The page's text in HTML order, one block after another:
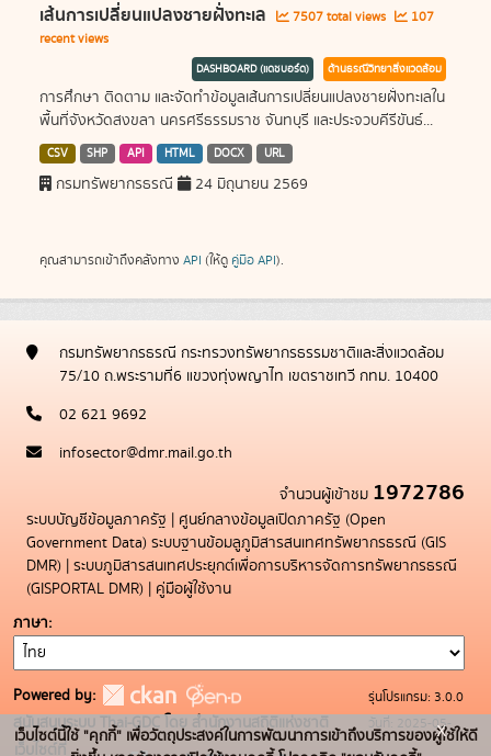
เส้นการเปลี่ยนแปลงชายฝั่งทะเล 7507 total views
107
recent views
DASHBOARD (แดชบอร์ด) ด้านธรณีวิทยาสิ่งแวดล้อม
การศึกษา ติดตาม และจัดทำข้อมูลเส้นการเปลี่ยนแปลงชายฝั่งทะเลใน
พื้นที่จังหวัดสงขลา นครศรีธรรมราช จันทบุรี และประจวบคีรีขันธ์...
CSV SHP API HTML DOCX URL
กรมทรัพยากรธรณี 24 มิถุนายน 2569
คุณสามารถเข้าถึงคลังทาง API (ให้ดู คู่มือ API).
กรมทรัพยากรธรณี กระทรวงทรัพยากรธรรมชาติและสิ่งแวดล้อม
75/10 ถ.พระรามที่6 แขวงทุ่งพญาไท เขตราชเทวี กทม. 10400
02 621 9692
infosector@dmr.mail.go.th
จำนวนผู้เข้าชม 1972786
ระบบบัญชีข้อมูลภาครัฐ | ศูนย์กลางข้อมูลเปิดภาครัฐ (Open
Government Data) ระบบฐานข้อมลูภูมิสารสนเทศทรัพยากรธรณี (GIS
DMR) | ระบบภูมิสารสนเทศประยุกต์เพื่อการบริหารจัดการทรัพยากรธรณี
(GISPORTAL DMR) | คู่มือผู้ใช้งาน
ภาษา
Powered by:
สนับสนุนระบบ Thai-GDC โดย สำนักงานสถิติแห่งชาติ
เว็บไซต์ที่
รุ่นโปรแกรม: 3.0.0
วันที่: 2025-05-
เว็บไซต์นี้ใช้ "คุกกี้" เพื่อวัตถุประสงค์ในการพัฒนาการเข้าถึงบริการของผู้ใช้ให้ดี
x